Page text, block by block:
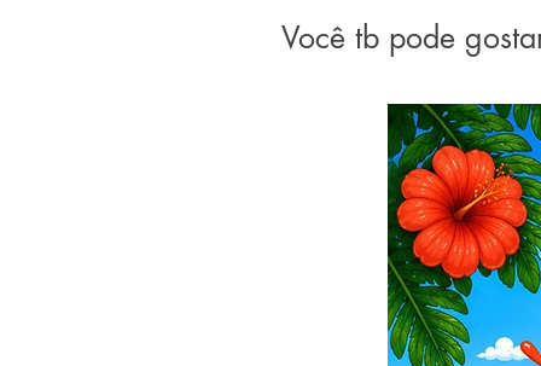
Você tb pode